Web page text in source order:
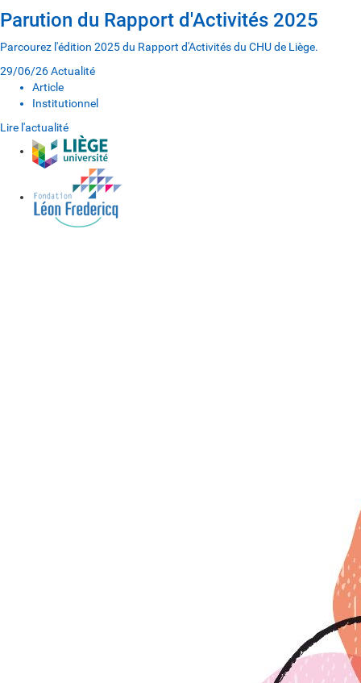
Parution du Rapport d'Activités 2025
Parcourez l'édition 2025 du Rapport d'Activités du CHU de Liège.
29/06/26Actualité
Article
Institutionnel
Lire l'actualité